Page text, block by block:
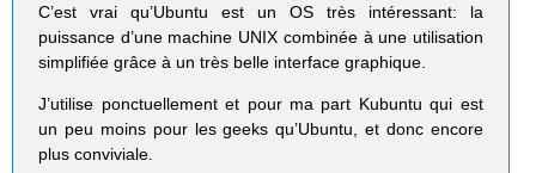
C’est vrai qu’Ubuntu est un OS très intéressant: la
puissance d’une machine UNIX combinée à une utilisation
simplifiée grâce à un très belle interface graphique.
J’utilise ponctuellement et pour ma part Kubuntu qui est
un peu moins pour les geeks qu’Ubuntu, et donc encore
plus conviviale.